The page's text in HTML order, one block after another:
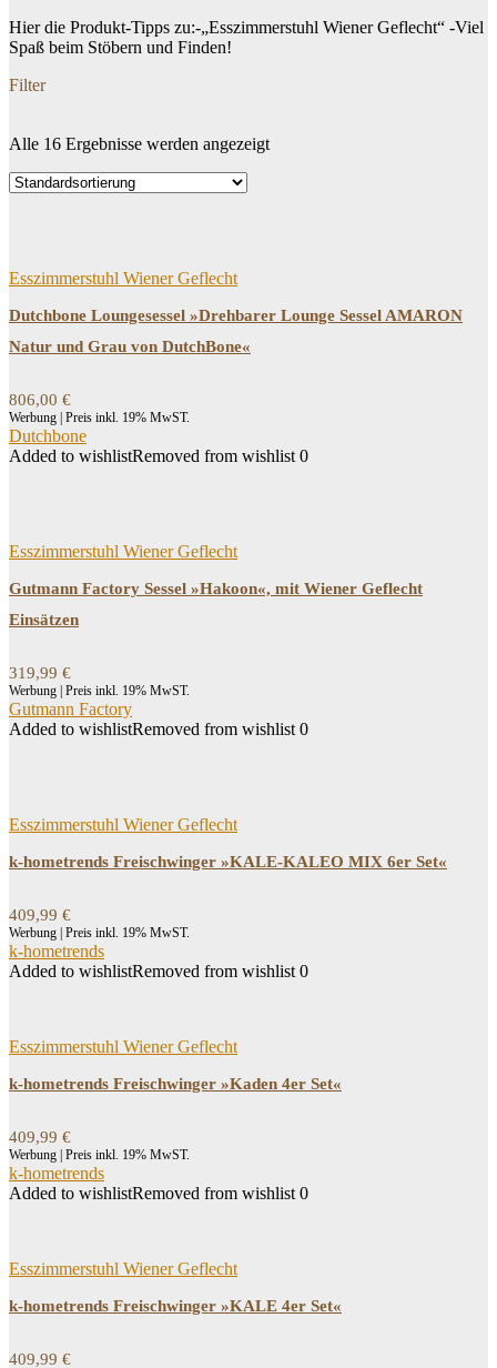
Hier die Produkt-Tipps zu:-„Esszimmerstuhl Wiener Geflecht“ -Viel
Spaß beim Stöbern und Finden!
Filter
Dein Budget
Price filter
Alle 16 Ergebnisse werden angezeigt
Esszimmerstuhl Wiener Geflecht
Dutchbone Loungesessel »Drehbarer Lounge Sessel AMARON
Natur und Grau von DutchBone«
806,00 €
Werbung | Preis inkl. 19% MwST.
Dutchbone
Added to wishlistRemoved from wishlist 0
Esszimmerstuhl Wiener Geflecht
Gutmann Factory Sessel »Hakoon«, mit Wiener Geflecht
Einsätzen
319,99 €
Werbung | Preis inkl. 19% MwST.
Gutmann Factory
Added to wishlistRemoved from wishlist 0
Esszimmerstuhl Wiener Geflecht
k-hometrends Freischwinger »KALE-KALEO MIX 6er Set«
409,99 €
Werbung | Preis inkl. 19% MwST.
k-hometrends
Added to wishlistRemoved from wishlist 0
Esszimmerstuhl Wiener Geflecht
k-hometrends Freischwinger »Kaden 4er Set«
409,99 €
Werbung | Preis inkl. 19% MwST.
k-hometrends
Added to wishlistRemoved from wishlist 0
Esszimmerstuhl Wiener Geflecht
k-hometrends Freischwinger »KALE 4er Set«
409,99 €